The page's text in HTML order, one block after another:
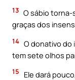
13 O sábio torna-
graças dos
14 O donativo do
tem sete olhos
15
Ele dará